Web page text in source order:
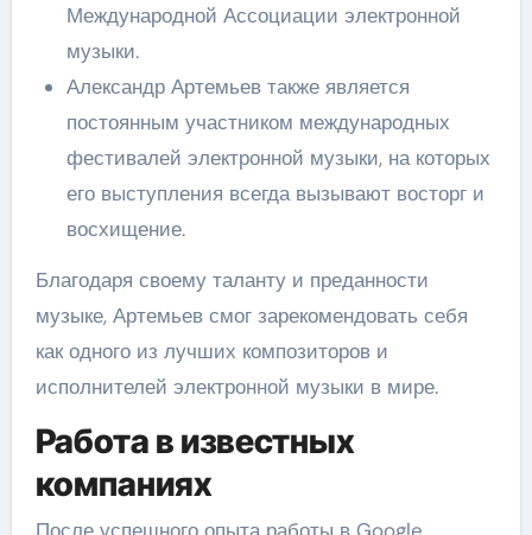
Международной Ассоциации электронной
музыки.
Александр Артемьев также является
постоянным участником международных
фестивалей электронной музыки, на которых
его выступления всегда вызывают восторг и
восхищение.
Благодаря своему таланту и преданности
музыке, Артемьев смог зарекомендовать себя
как одного из лучших композиторов и
исполнителей электронной музыки в мире.
Работа в известных
компаниях